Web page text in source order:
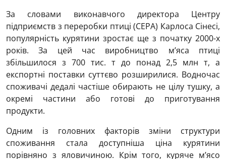
За словами виконавчого директора Центру
підприємств з переробки птиці (CEPA) Карлоса Сінесі,
популярність курятини зростає ще з початку 2000-х
років. За цей час виробництво м’яса птиці
збільшилося з 700 тис. т до понад 2,5 млн т, а
експортні поставки суттєво розширилися. Водночас
споживачі дедалі частіше обирають не цілу тушку, а
окремі частини або готові до приготування
продукти.
Одним із головних факторів зміни структури
споживання стала доступніша ціна курятини
порівняно з яловичиною. Крім того, куряче м’ясо